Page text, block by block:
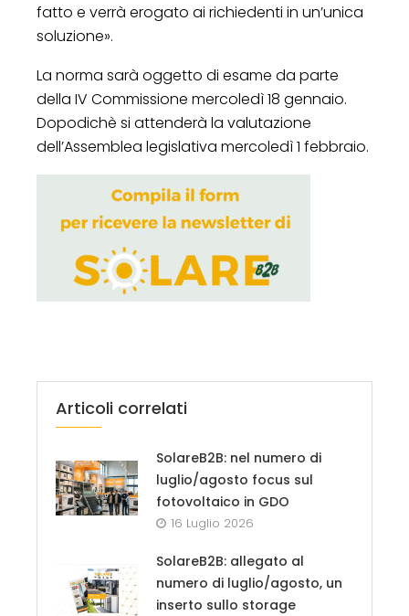
fatto e verrà erogato ai richiedenti in un’unica
soluzione».
La norma sarà oggetto di esame da parte
della IV Commissione mercoledì 18 gennaio.
Dopodichè si attenderà la valutazione
dell’Assemblea legislativa mercoledì 1 febbraio.
Articoli correlati
SolareB2B: nel numero di
luglio/agosto focus sul
fotovoltaico in GDO
16 Luglio 2026
SolareB2B: allegato al
numero di luglio/agosto, un
inserto sullo storage